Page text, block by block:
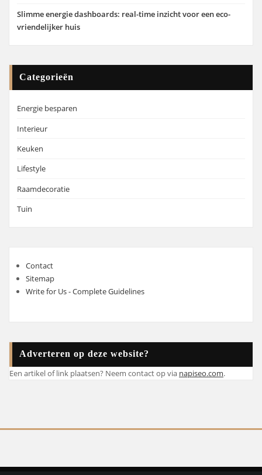
Slimme energie dashboards: real-time inzicht voor een eco-
vriendelijker huis
Categorieën
Energie besparen
Interieur
Keuken
Lifestyle
Raamdecoratie
Tuin
Contact
Sitemap
Write for Us - Complete Guidelines
Adverteren op deze website?
Een artikel of link plaatsen? Neem contact op via napiseo.com.